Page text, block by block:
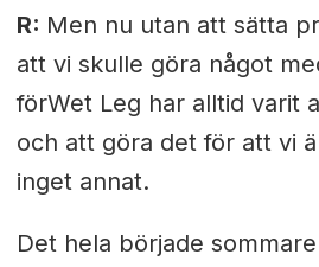
R: Men nu utan att sätta
att vi skulle göra något
förWet Leg har alltid varit
och att göra det för att vi
inget annat.
Det hela började